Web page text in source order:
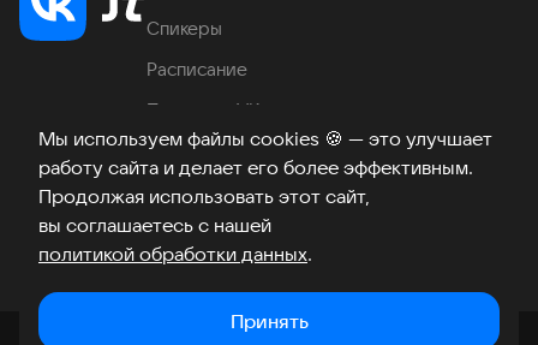
Мы используем файлы cookies 🍪 — это улучшает
работу сайта и делает его более эффективным.
Продолжая использовать этот сайт,
вы соглашаетесь с нашей
политикой обработки данных.
Принять
Спикеры
Расписание
Продукты VK
Место проведения
Часто задаваемые вопросы
ТелеграмВКонтакте
Хабр
Возникли вопросы? ©2026